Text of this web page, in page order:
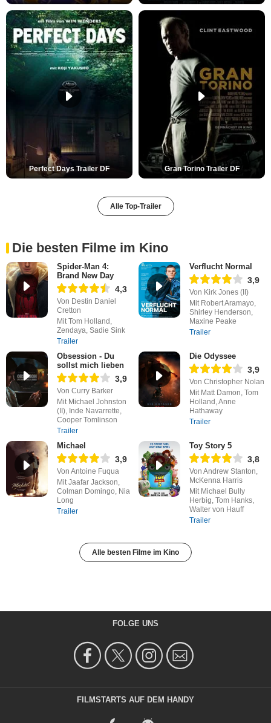
Perfect Days Trailer DF Gran Torino Trailer DF
Alle Top-Trailer
Die besten Filme im Kino
Spider-Man 4:
Brand New Day
4,3
Von Destin Daniel
Cretton
Mit Tom Holland,
Zendaya, Sadie Sink
Trailer
Verflucht Normal
3,9
Von Kirk Jones (II)
Mit Robert Aramayo,
Shirley Henderson,
Maxine Peake
Trailer
Obsession - Du
sollst mich lieben
3,9
Von Curry Barker
Mit Michael Johnston
(II), Inde Navarrette,
Cooper Tomlinson
Trailer
Die Odyssee
3,9
Von Christopher Nolan
Mit Matt Damon, Tom
Holland, Anne
Hathaway
Trailer
Michael
3,9
Von Antoine Fuqua
Mit Jaafar Jackson,
Colman Domingo, Nia
Long
Trailer
Toy Story 5
3,8
Von Andrew Stanton,
McKenna Harris
Mit Michael Bully
Herbig, Tom Hanks,
Walter von Hauff
Trailer
Alle besten Filme im Kino
FOLGE UNS
FILMSTARTS AUF DEM HANDY